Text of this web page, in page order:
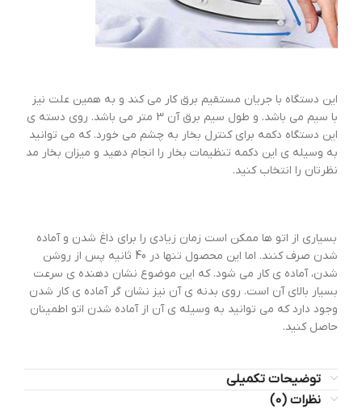
این دستگاه با جریان مستقیم برق کار می کند و به همین علت نیز
با سیم می باشد. و طول سیم برق آن 3 متر می باشد. روی دسته ی
این دستگاه دکمه برای کنترل بخار به چشم می خورد. که می توانید
به وسیله ی این دکمه تنظیمات بخار را انجام دهید و میزان بخار مد
نظرتان را انتخاب کنید.
بسیاری از اتو ها ممکن است زمان زیادی را برای داغ شدن و آماده
شدن صرف کنند. اما این محصول تنها در 40 ثانیه پس از روشن
شدن، آماده ی کار می شود. که این موضوع نشان دهنده ی سرعت
بسیار بالای آن است. روی بدنه ی آن نیز نشان گر آماده ی کار شدن
وجود دارد که می توانید به وسیله ی آن از آماده شدن اتو اطمینان
حاصل کنید.
توضیحات تکمیلی
نظرات (0)